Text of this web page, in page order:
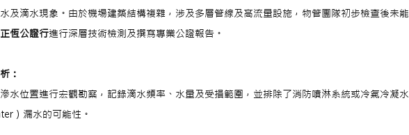
及滴水現象。由於機場建築結構複雜，涉及多層管線及高流量設施，物管團隊初步檢查後未能
正恆公證行進行深層技術檢測及撰寫專業公證報告。
：
水位置進行宏觀勘察，記錄滴水頻率、水量及受損範圍，並排除了消防噴淋系統或冷氣冷凝水
）漏水的可能性。